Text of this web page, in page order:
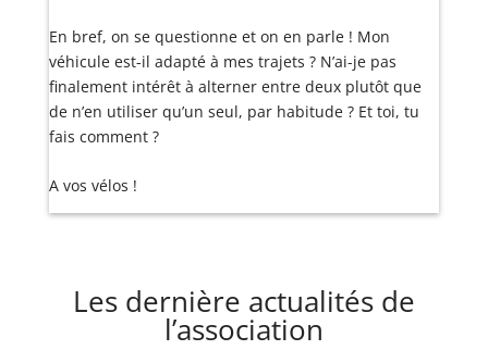
En bref, on se questionne et on en parle ! Mon
véhicule est-il adapté à mes trajets ? N’ai-je pas
finalement intérêt à alterner entre deux plutôt que
de n’en utiliser qu’un seul, par habitude ? Et toi, tu
fais comment ?
A vos vélos !
Les dernière actualités de
l’association